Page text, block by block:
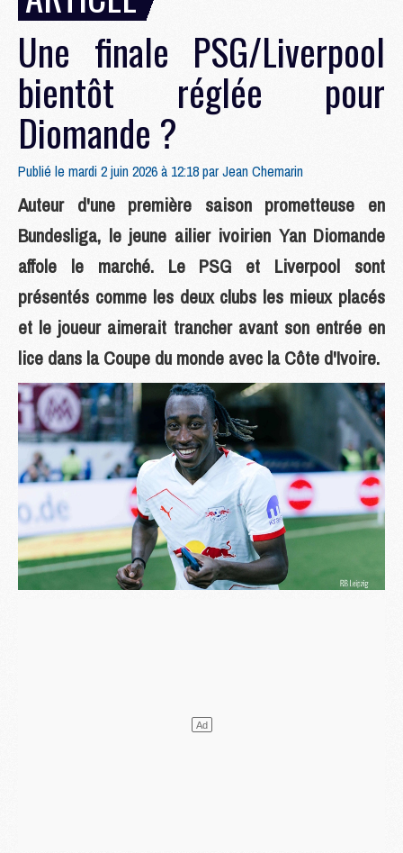
Une finale PSG/Liverpool
bientôt réglée pour
Diomande ?
Publié le mardi 2 juin 2026 à 12:18 parJean Chemarin
Auteur d'une première saison prometteuse en
Bundesliga, le jeune ailier ivoirien Yan Diomande
affole le marché. Le PSG et Liverpool sont
présentés comme les deux clubs les mieux placés
et le joueur aimerait trancher avant son entrée en
lice dans la Coupe du monde avec la Côte d'Ivoire.